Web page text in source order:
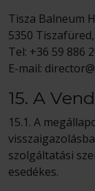
Tisza Balneum
5350
Tel: +36 59 886
E-mail:
15. A
15.1. A
szolgáltatási
esedékes.